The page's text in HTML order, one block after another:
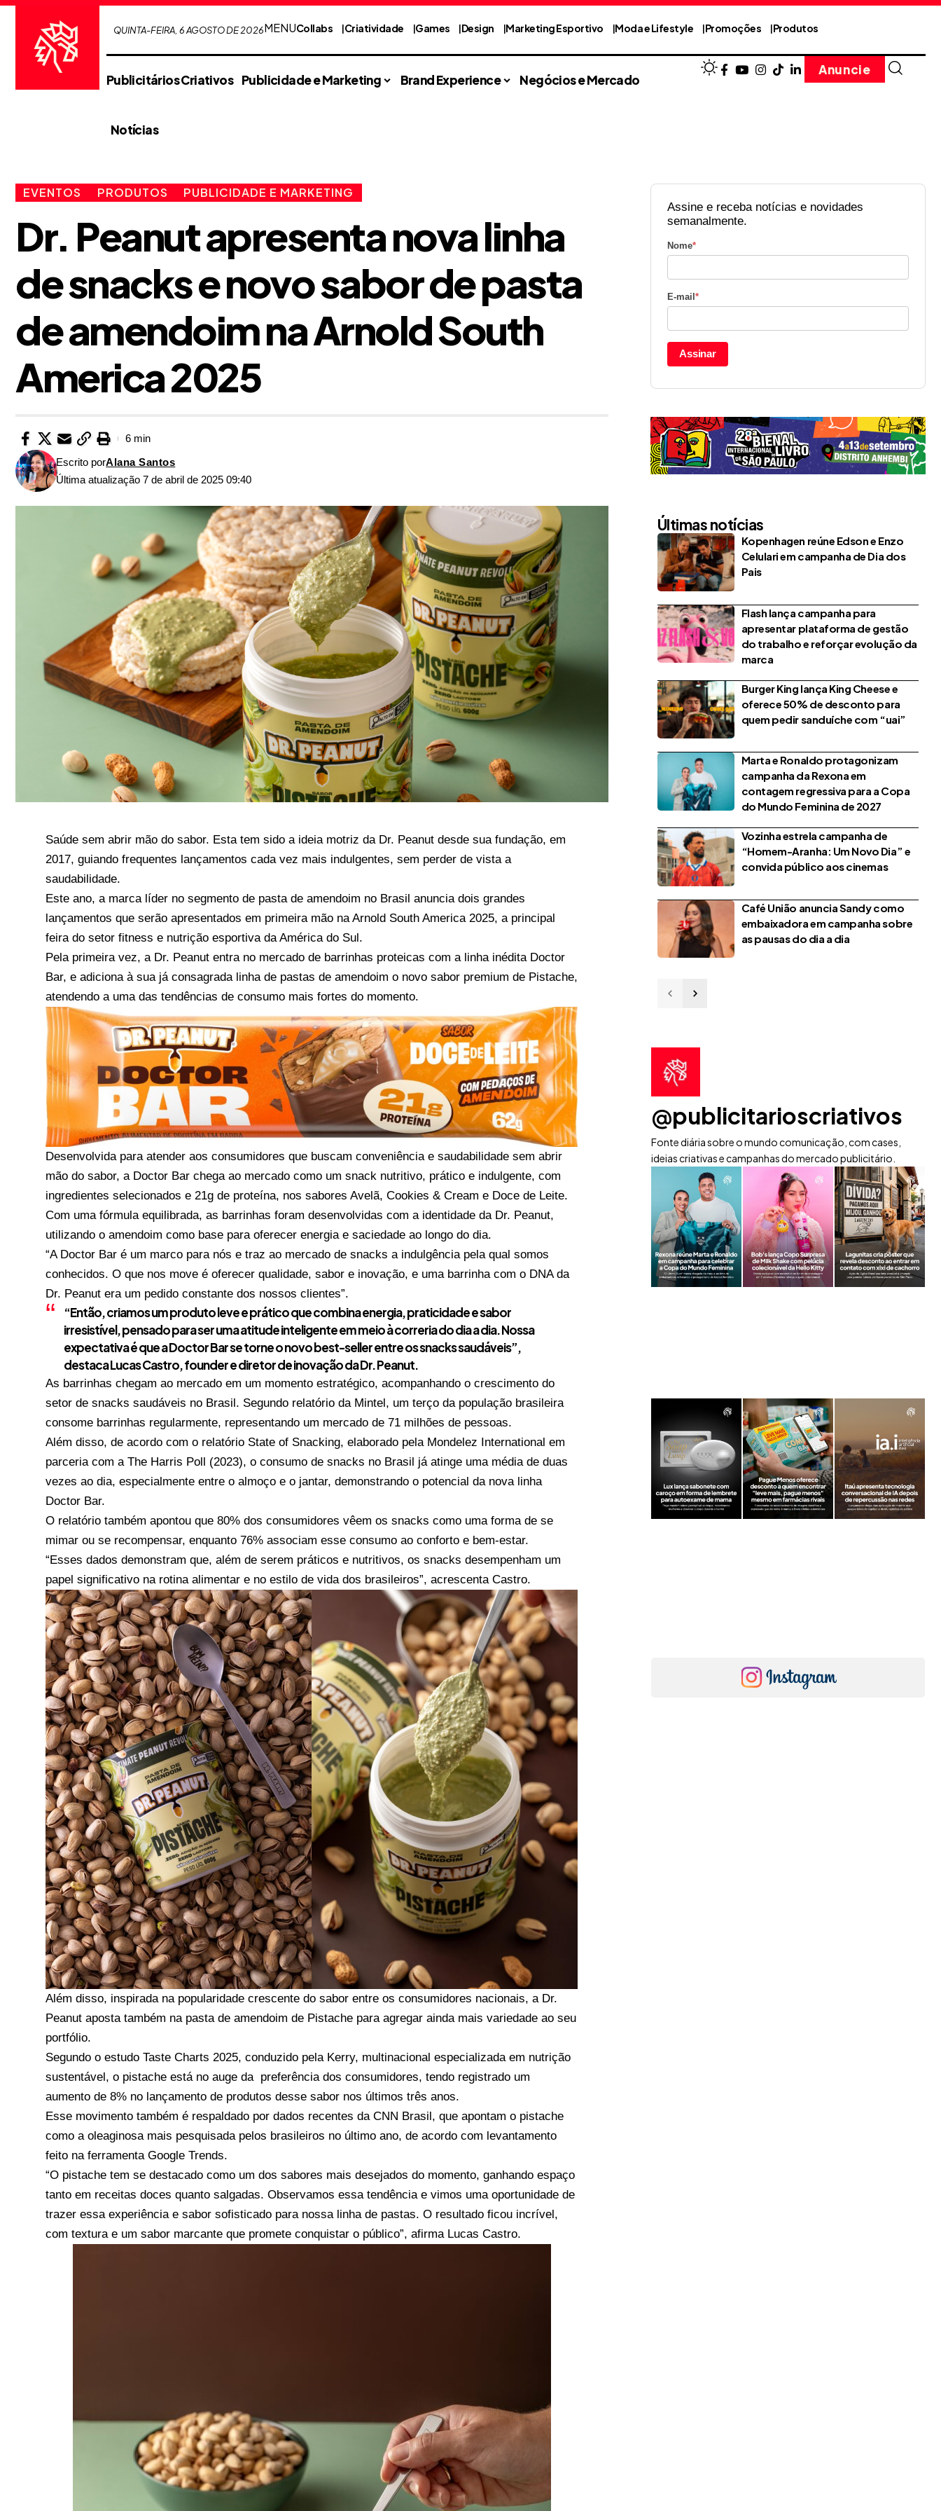
QUINTA-FEIRA, 6 AGOSTO DE 2026MENUCollabs Criatividade Games Design Marketing Esportivo Moda e Lifestyle Promoções Produtos
Publicitários Criativos Publicidade e Marketing Brand Experience Negócios e Mercado
Notícias
Anuncie
EVENTOS PRODUTOS PUBLICIDADE E MARKETING
Dr. Peanut apresenta nova linha
de snacks e novo sabor de pasta
de amendoim na Arnold South
America 2025
Última atualização 7 de abril de 2025 09:40
Escrito porAlana Santos
6 min
Saúde sem abrir mão do sabor. Esta tem sido a ideia motriz da Dr. Peanut desde sua fundação, em
2017, guiando frequentes lançamentos cada vez mais indulgentes, sem perder de vista a
saudabilidade.
Este ano, a marca líder no segmento de pasta de amendoim no Brasil anuncia dois grandes
lançamentos que serão apresentados em primeira mão na Arnold South America 2025, a principal
feira do setor fitness e nutrição esportiva da América do Sul.
Pela primeira vez, a Dr. Peanut entra no mercado de barrinhas proteicas com a linha inédita Doctor
Bar, e adiciona à sua já consagrada linha de pastas de amendoim o novo sabor premium de Pistache,
atendendo a uma das tendências de consumo mais fortes do momento.
Desenvolvida para atender aos consumidores que buscam conveniência e saudabilidade sem abrir
mão do sabor, a Doctor Bar chega ao mercado como um snack nutritivo, prático e indulgente, com
ingredientes selecionados e 21g de proteína, nos sabores Avelã, Cookies & Cream e Doce de Leite.
Com uma fórmula equilibrada, as barrinhas foram desenvolvidas com a identidade da Dr. Peanut,
utilizando o amendoim como base para oferecer energia e saciedade ao longo do dia.
“A Doctor Bar é um marco para nós e traz ao mercado de snacks a indulgência pela qual somos
conhecidos. O que nos move é oferecer qualidade, sabor e inovação, e uma barrinha com o DNA da
Dr. Peanut era um pedido constante dos nossos clientes”.
“Então, criamos um produto leve e prático que combina energia, praticidade e sabor
irresistível, pensado para ser uma atitude inteligente em meio à correria do dia a dia. Nossa
expectativa é que a Doctor Bar se torne o novo best-seller entre os snacks saudáveis”,
destaca Lucas Castro, founder e diretor de inovação da Dr. Peanut.
As barrinhas chegam ao mercado em um momento estratégico, acompanhando o crescimento do
setor de snacks saudáveis no Brasil. Segundo relatório da Mintel, um terço da população brasileira
consome barrinhas regularmente, representando um mercado de 71 milhões de pessoas.
Além disso, de acordo com o relatório State of Snacking, elaborado pela Mondelez International em
parceria com a The Harris Poll (2023), o consumo de snacks no Brasil já atinge uma média de duas
vezes ao dia, especialmente entre o almoço e o jantar, demonstrando o potencial da nova linha
Doctor Bar.
O relatório também apontou que 80% dos consumidores vêem os snacks como uma forma de se
mimar ou se recompensar, enquanto 76% associam esse consumo ao conforto e bem-estar.
“Esses dados demonstram que, além de serem práticos e nutritivos, os snacks desempenham um
papel significativo na rotina alimentar e no estilo de vida dos brasileiros”, acrescenta Castro.
Além disso, inspirada na popularidade crescente do sabor entre os consumidores nacionais, a Dr.
Peanut aposta também na pasta de amendoim de Pistache para agregar ainda mais variedade ao seu
portfólio.
Segundo o estudo Taste Charts 2025, conduzido pela Kerry, multinacional especializada em nutrição
sustentável, o pistache está no auge da preferência dos consumidores, tendo registrado um
aumento de 8% no lançamento de produtos desse sabor nos últimos três anos.
Esse movimento também é respaldado por dados recentes daCNN Brasil, que apontam o pistache
como a oleaginosa mais pesquisada pelos brasileiros no último ano, de acordo com levantamento
feito na ferramenta Google Trends.
“O pistache tem se destacado como um dos sabores mais desejados do momento, ganhando espaço
tanto em receitas doces quanto salgadas. Observamos essa tendência e vimos uma oportunidade de
trazer essa experiência e sabor sofisticado para nossa linha de pastas. O resultado ficou incrível,
com textura e um sabor marcante que promete conquistar o público”, afirma Lucas Castro.
Assine e receba notícias e novidades
semanalmente.
Nome*
E-mail *
Assinar
Últimas notícias
Kopenhagen reúne Edson e Enzo
Celulari em campanha de Dia dos
Pais
Flash lança campanha para
apresentar plataforma de gestão
do trabalho e reforçar evolução da
marca
Burger King lança King Cheese e
oferece 50% de desconto para
quem pedir sanduíche com “uai”
Marta e Ronaldo protagonizam
campanha da Rexona em
contagem regressiva para a Copa
do Mundo Feminina de 2027
Vozinha estrela campanha de
“Homem-Aranha: Um Novo Dia” e
convida público aos cinemas
Café União anuncia Sandy como
embaixadora em campanha sobre
as pausas do dia a dia
@publicitarioscriativos
Fonte diária sobre o mundo comunicação, com cases,
ideias criativas e campanhas do mercado publicitário.